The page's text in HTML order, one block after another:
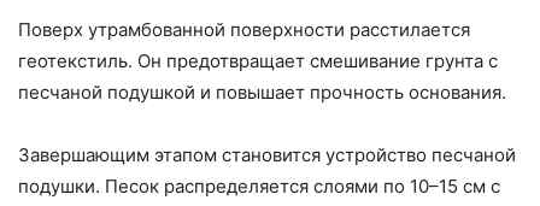
Поверх утрамбованной поверхности расстилается
геотекстиль. Он предотвращает смешивание грунта с
песчаной подушкой и повышает прочность основания.
Завершающим этапом становится устройство песчаной
подушки. Песок распределяется слоями по 10–15 см с